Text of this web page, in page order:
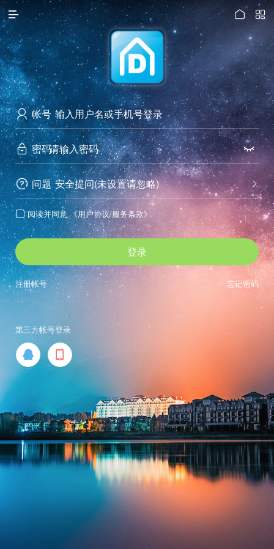

访问电脑版
 

 帐号
 密码 
 问题 
安全提问(未设置请忽略)
 阅读并同意 《用户协议/服务条款》
登录
忘记密码
注册帐号
第三方帐号登录
 